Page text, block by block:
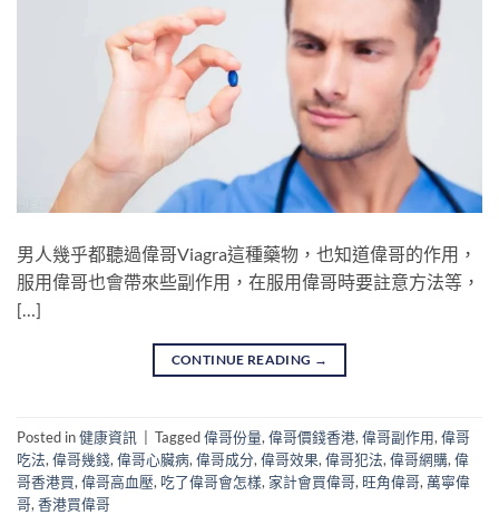
男人幾乎都聽過偉哥Viagra這種藥物，也知道偉哥的作用，
服用偉哥也會帶來些副作用，在服用偉哥時要註意方法等，
[…]
CONTINUE READING →
Posted in健康資訊 Tagged偉哥份量, 偉哥價錢香港, 偉哥副作用, 偉哥
吃法, 偉哥幾錢, 偉哥心臟病, 偉哥成分, 偉哥效果, 偉哥犯法, 偉哥網購, 偉
哥香港買, 偉哥高血壓, 吃了偉哥會怎樣, 家計會買偉哥, 旺角偉哥, 萬寧偉
哥, 香港買偉哥